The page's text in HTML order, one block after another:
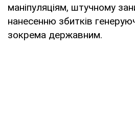
маніпуляціям, штучному
нанесенню збитків
зокрема державним.